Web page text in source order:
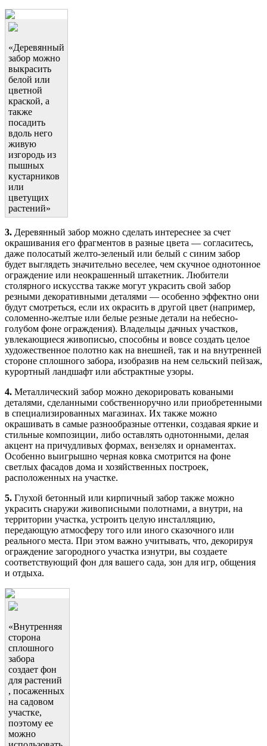
«Деревянный
забор можно
выкрасить
белой или
цветной
краской, а
также
посадить
вдоль него
живую
изгородь из
пышных
кустарников
или
цветущих
растений»
3. Деревянный забор можно сделать интереснее за счет
окрашивания его фрагментов в разные цвета — согласитесь,
даже полосатый желто-зеленый или белый с синим забор
будет выглядеть значительно веселее, чем скучное однотонное
ограждение или неокрашенный штакетник. Любители
столярного искусства также могут украсить свой забор
резными декоративными деталями — особенно эффектно они
будут смотреться, если их окрасить в другой цвет (например,
соломенно-желтые или белые резные детали на небесно-
голубом фоне ограждения). Владельцы дачных участков,
увлекающиеся живописью, способны и вовсе создать целое
художественное полотно как на внешней, так и на внутренней
стороне сплошного забора, изобразив на нем сельский пейзаж,
курортный ландшафт или абстрактные узоры.
4. Металлический забор можно декорировать коваными
деталями, сделанными собственноручно или приобретенными
в специализированных магазинах. Их также можно
окрашивать в самые разнообразные оттенки, создавая яркие и
стильные композиции, либо оставлять однотонными, делая
акцент на причудливых формах, вензелях и орнаментах.
Особенно выигрышно черная ковка смотрится на фоне
светлых фасадов дома и хозяйственных построек,
расположенных на участке.
5. Глухой бетонный или кирпичный забор также можно
украсить снаружи живописными полотнами, а внутри, на
территории участка, устроить целую инсталляцию,
передающую атмосферу того или иного сказочного или
реального места. При этом важно учитывать, что, декорируя
ограждение загородного участка изнутри, вы создаете
соответствующий фон для вашего сада, зон для игр, общения
и отдыха.
«Внутренняя
сторона
сплошного
забора
создает фон
для растений
, посаженных
на садовом
участке,
поэтому ее
можно